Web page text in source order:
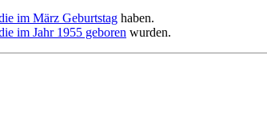
im März Geburtstag haben.
im Jahr 1955 geboren wurden.